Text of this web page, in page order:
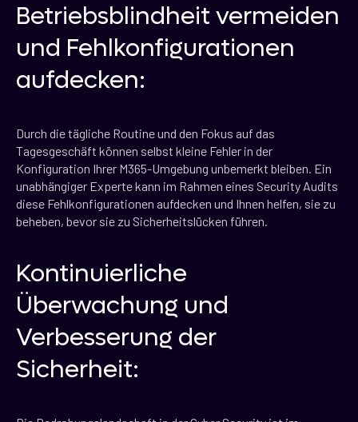
Betriebsblindheit vermeiden
und Fehlkonfigurationen
aufdecken:
Durch die tägliche Routine und den Fokus auf das
Tagesgeschäft können selbst kleine Fehler in der
Konfiguration Ihrer M365-Umgebung unbemerkt bleiben. Ein
unabhängiger Experte kann im Rahmen eines Security Audits
diese Fehlkonfigurationen aufdecken und Ihnen helfen, sie zu
beheben, bevor sie zu Sicherheitslücken führen.
Kontinuierliche
Überwachung und
Verbesserung der
Sicherheit: